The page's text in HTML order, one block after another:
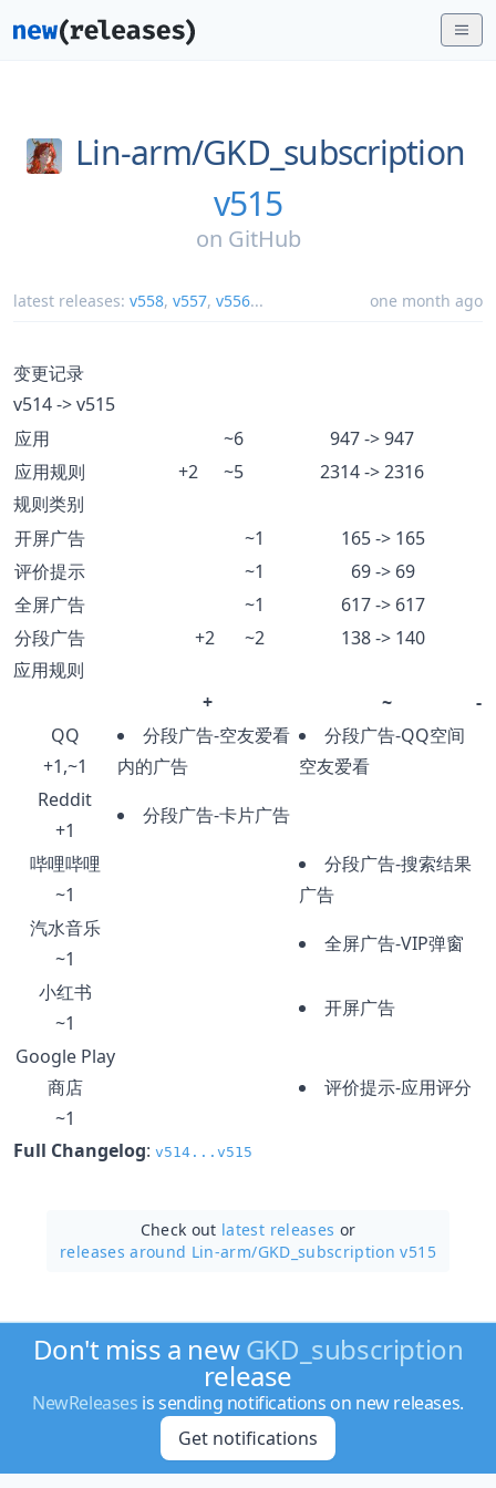
Lin-arm/GKD_subscription
v515
on GitHub
latest releases: v558, v557, v556... one month ago
变更记录
v514 -> v515
应用
~6
947 -> 947
应用规则
+2 ~5
2314 -> 2316
规则类别
开屏广告
~1
165 -> 165
评价提示
~1
69 -> 69
全屏广告
~1
617 -> 617
分段广告
+2 ~2
138 -> 140
应用规则
+
~
-
QQ
+1,~1
分段广告-空友爱看
内的广告
分段广告-QQ空间
空友爱看
Reddit
+1
分段广告-卡片广告
哔哩哔哩
~1
分段广告-搜索结果
广告
汽水音乐
~1
全屏广告-VIP弹窗
小红书
~1
开屏广告
Google Play
商店
~1
评价提示-应用评分
Full Changelog: v514...v515
Check out latest releases or
releases around Lin-arm/GKD_subscription v515
Don't miss a newGKD_subscription
release
NewReleases is sending notifications on new releases.
Get notifications